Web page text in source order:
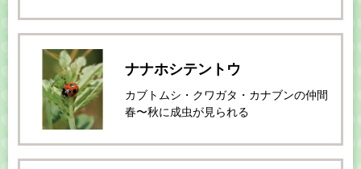
ナナホシテントウ
カブトムシ・クワガタ・カナブンの仲間
春〜秋に成虫が見られる